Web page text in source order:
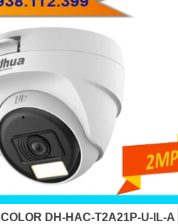
DH-HAC-T2A21P-U-IL-A